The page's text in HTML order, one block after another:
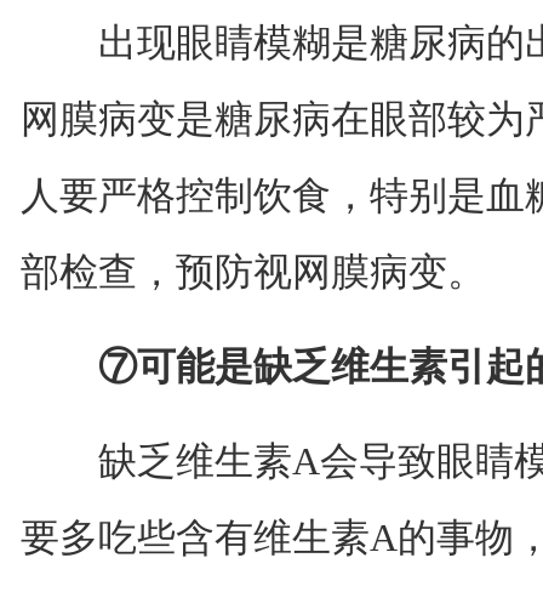
出现眼睛模糊是糖尿病的
网膜病变是糖尿病在眼部较
人要严格控制饮食，特别是
部检查，预防视网膜病变。
⑦可能是缺乏维生素引起
缺乏维生素A会导致眼睛模
要多吃些含有维生素A的事物